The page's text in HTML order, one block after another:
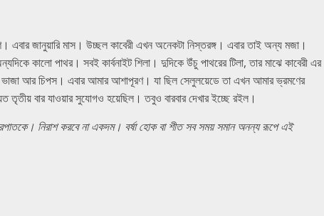
এবার জানুয়ারি মাস। উচ্ছল কাবেরী এখন অনেকটা নিস্তরঙ্গ। এবার তাই অন্য মজা।
কালো পাথর। সবই কার্বনাইট শিলা। দুদিকে উঁচু পাথরের টিলা, তার মাঝে কাবেরী এর
ভাজা আর চিপস। এবার আমার আশাপূরণ। যা ছিল সেলুলয়েডে তা এখন আমার ভ্রমণের
বার যাওয়ার সুযোগও হয়েছিল। তবুও বারবার দেখার ইচ্ছে রইল।
নিরাশ করবে না একদম। বর্ষা হোক বা শীত সব সময় সমান অনন্য রূপে এই